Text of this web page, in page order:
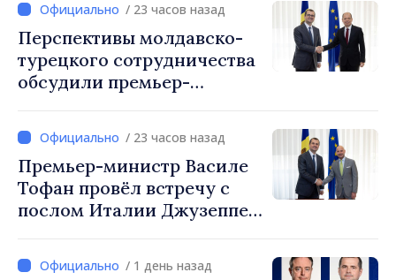
/ 23 часов назад
Перспективы молдавско-
турецкого сотрудничества
обсудили премьер-
посол Турции Уйгар
Мустафа Сертел/ 23 часов назад
Премьер-министр Василе
Тофан провёл встречу с
послом Италии Джузеппе
/ 1 день назад